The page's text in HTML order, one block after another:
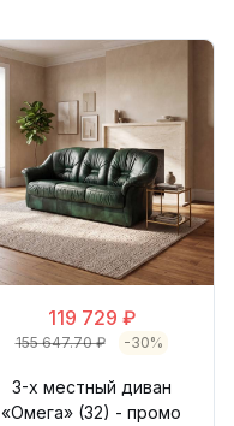
119 729 ₽
155 647.70 ₽ -30%
3-х местный диван
«Омега» (32) - промо